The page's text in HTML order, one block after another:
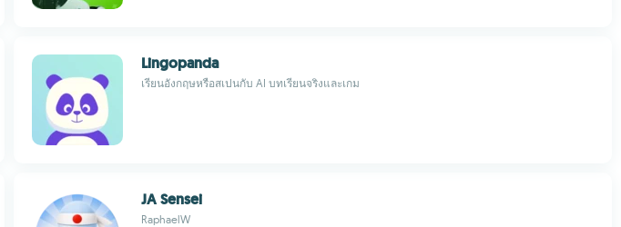
Lingopanda
เรียนอังกฤษหรือสเปนกับ AI บทเรียนจริงและเกม
JA Sensei
RaphaelW